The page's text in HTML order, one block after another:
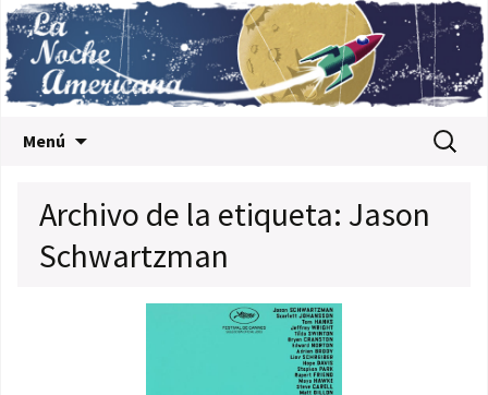
Menú Buscar:
Archivo de la etiqueta: Jason
Schwartzman